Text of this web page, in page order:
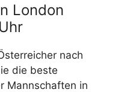
London
nach
die beste
Mannschaften in